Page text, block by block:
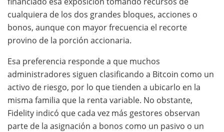
cualquiera de los dos grandes bloques, acciones o
bonos, aunque con mayor frecuencia el recorte
provino de la porción accionaria.
Esa preferencia responde a que muchos
administradores siguen clasificando a Bitcoin como un
activo de riesgo, por lo que tienden a ubicarlo en la
misma familia que la renta variable. No obstante,
Fidelity indicó que cada vez más gestores observan
parte de la asignación a bonos como un pasivo o un